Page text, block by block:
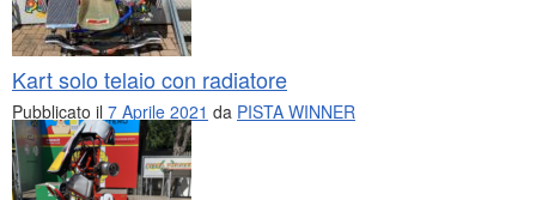
Kart solo telaio con radiatore
Pubblicato il 7 Aprile 2021 da PISTA WINNER